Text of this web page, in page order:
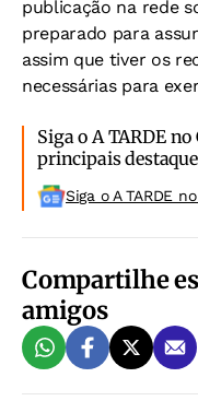
publicação na rede
preparado para
assim que tiver os
necessárias para
Siga o A TARDE no
principais
Siga o A TARDE
Compartilhe
amigos